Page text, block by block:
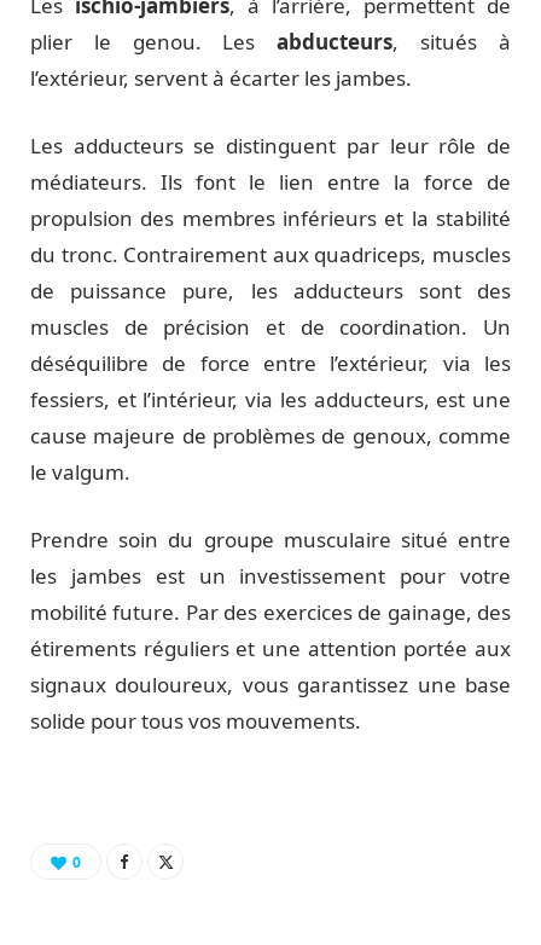
Les ischio-jambiers, à l’arrière, permettent de
plier le genou. Lesabducteurs, situés à
l’extérieur, servent à écarter les jambes.
Les adducteurs se distinguent par leur rôle de
médiateurs. Ils font le lien entre la force de
propulsion des membres inférieurs et la stabilité
du tronc. Contrairement aux quadriceps, muscles
de puissance pure, les adducteurs sont des
muscles de précision et de coordination. Un
déséquilibre de force entre l’extérieur, via les
fessiers, et l’intérieur, via les adducteurs, est une
cause majeure de problèmes de genoux, comme
le valgum.
Prendre soin du groupe musculaire situé entre
les jambes est un investissement pour votre
mobilité future. Par des exercices de gainage, des
étirements réguliers et une attention portée aux
signaux douloureux, vous garantissez une base
solide pour tous vos mouvements.
0